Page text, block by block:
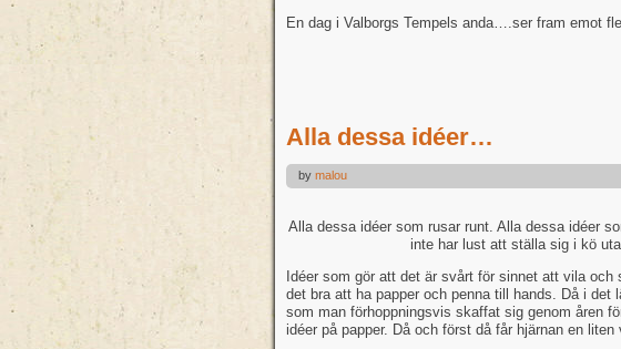
En dag i Valborgs Tempels anda….ser fram emot
Alla dessa idéer…
by malou
Alla dessa idéer som rusar runt. Alla dessa idéer
inte har lust att ställa sig i kö
Idéer som gör att det är svårt för sinnet att vila
det bra att ha papper och penna till hands. Då i
som man förhoppningsvis skaffat sig genom åren
idéer på papper. Då och först då får hjärnan en liten